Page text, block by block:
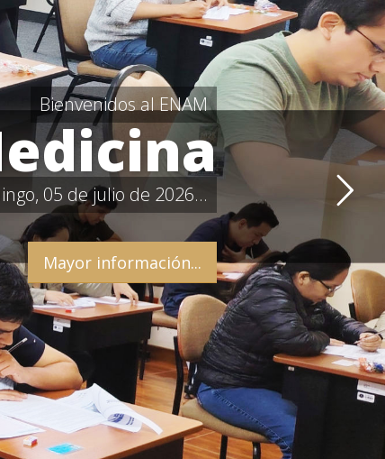
Bienvenidos al ENAM
05 de julio de 2026...
Mayor información...